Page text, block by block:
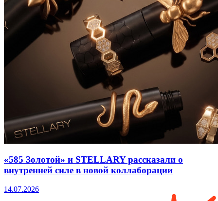
«585 Золотой» и STELLARY рассказали о
внутренней силе в новой коллаборации
14.07.2026